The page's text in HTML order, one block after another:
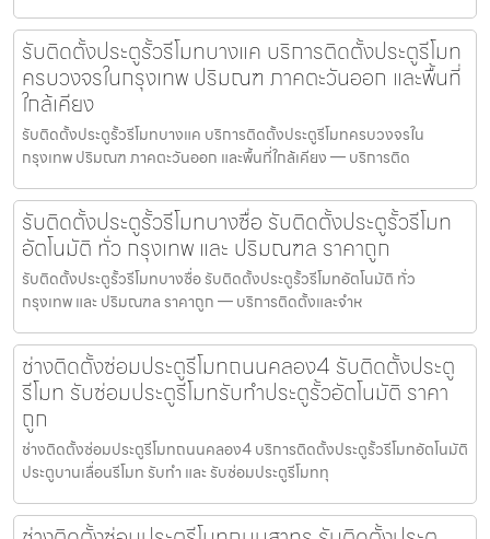
รับติดตั้งประตูรั้วรีโมทบางแค บริการติดตั้งประตูรีโมท
ครบวงจรในกรุงเทพ ปริมณฑ ภาคตะวันออก และพื้นที่
ใกล้เคียง
รับติดตั้งประตูรั้วรีโมทบางแค บริการติดตั้งประตูรีโมทครบวงจรใน
กรุงเทพ ปริมณฑ ภาคตะวันออก และพื้นที่ใกล้เคียง — บริการติด
รับติดตั้งประตูรั้วรีโมทบางซื่อ รับติดตั้งประตูรั้วรีโมท
อัตโนมัติ ทั่ว กรุงเทพ และ ปริมณฑล ราคาถูก
รับติดตั้งประตูรั้วรีโมทบางซื่อ รับติดตั้งประตูรั้วรีโมทอัตโนมัติ ทั่ว
กรุงเทพ และ ปริมณฑล ราคาถูก — บริการติดตั้งและจำห
ช่างติดตั้งซ่อมประตูรีโมทถนนคลอง4 รับติดตั้งประตู
รีโมท รับซ่อมประตูรีโมทรับทำประตูรั้วอัตโนมัติ ราคา
ถูก
ช่างติดตั้งซ่อมประตูรีโมทถนนคลอง4 บริการติดตั้งประตูรั้วรีโมทอัตโนมัติ
ประตูบานเลื่อนรีโมท รับทำ และ รับซ่อมประตูรีโมททุ